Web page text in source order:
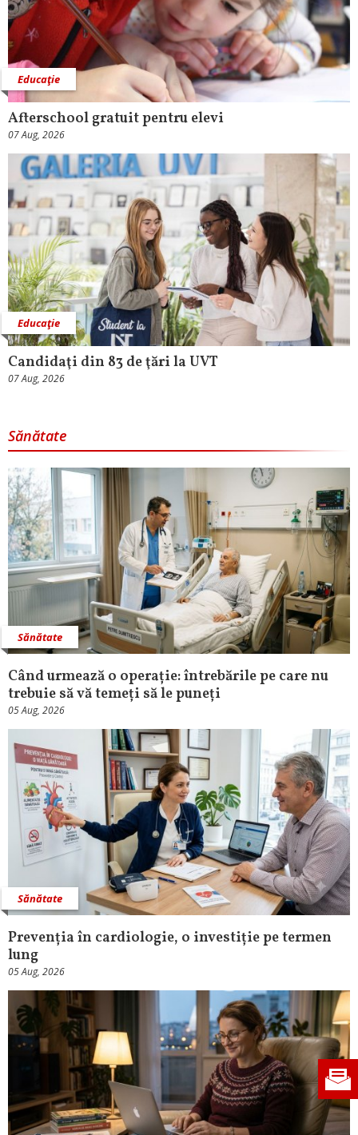
Educaţie
Afterschool gratuit pentru elevi
07 Aug, 2026
Educaţie
Candidaţi din 83 de ţări la UVT
07 Aug, 2026
Sănătate
Sănătate
Când urmează o operație: întrebările pe care nu
trebuie să vă temeți să le puneți
05 Aug, 2026
Sănătate
Prevenția în cardiologie, o investiție pe termen
lung
05 Aug, 2026